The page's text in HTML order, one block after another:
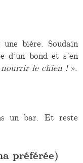
bière. Soudain
d’un bond et s’en
nourrir le chien !».
un bar. Et reste
préférée)